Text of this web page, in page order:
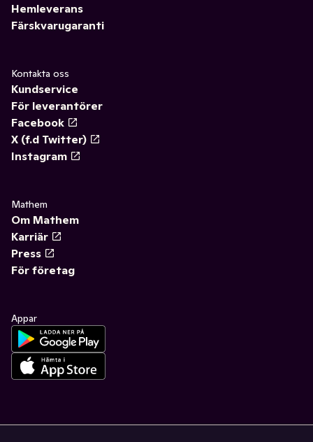
Hemleverans
Färskvarugaranti
Kontakta oss
Kundservice
För leverantörer
Facebook
X (f.d Twitter)
Instagram
Mathem
Om Mathem
Karriär
Press
För företag
Appar